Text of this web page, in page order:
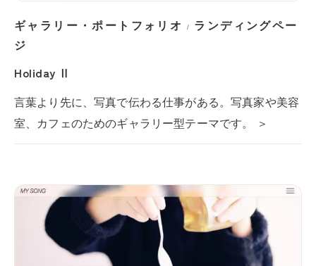
ギャラリー・ポートフォリオ / ランディングペー
ジ
Holiday Ⅱ
言葉より先に、写真で伝わる仕事がある。写真家や美容
室、カフェのためのギャラリー型テーマです。 ＞